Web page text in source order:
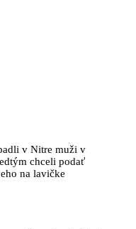
v Nitre muži v
chceli podať
na lavičke